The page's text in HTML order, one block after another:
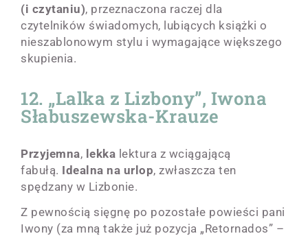
(i czytaniu), przeznaczona raczej dla
czytelników świadomych, lubiących książki o
nieszablonowym stylu i wymagające większego
skupienia.
12. „Lalka z Lizbony”, Iwona
Słabuszewska-Krauze
Przyjemna, lekka lektura z wciągającą
fabułą. Idealna na urlop, zwłaszcza ten
spędzany w Lizbonie.
Z pewnością sięgnę po pozostałe powieści pani
Iwony (za mną także już pozycja „Retornados” –